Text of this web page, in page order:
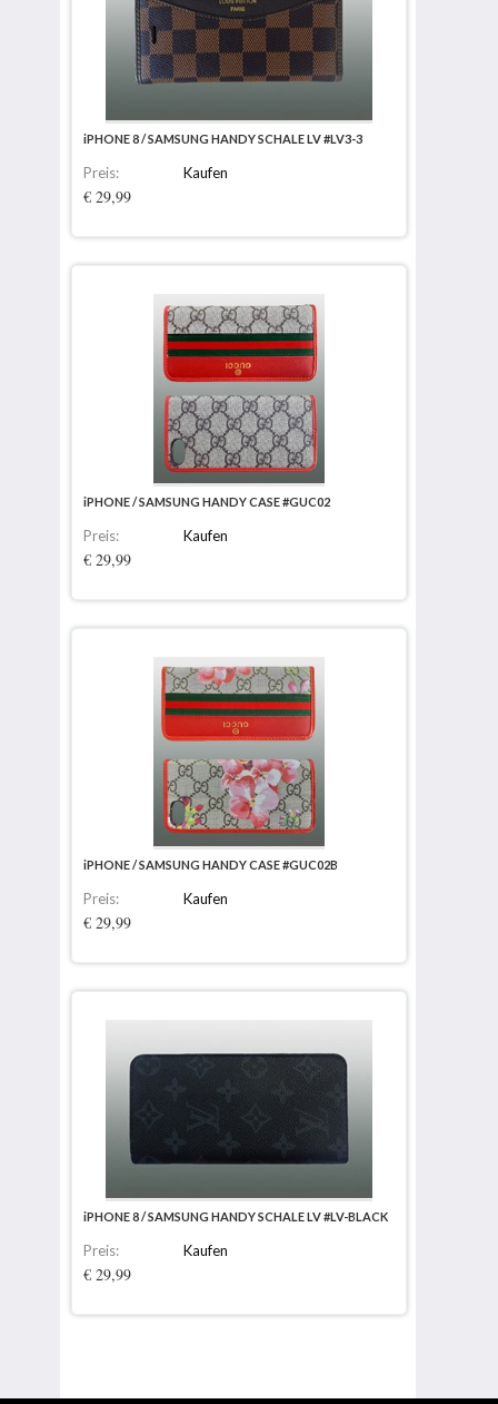
iPHONE 8 / SAMSUNG HANDY SCHALE LV #LV3-3
Preis:
€ 29,99
Kaufen
iPHONE / SAMSUNG HANDY CASE #GUC02
Preis:
€ 29,99
Kaufen
iPHONE / SAMSUNG HANDY CASE #GUC02B
Preis:
€ 29,99
Kaufen
iPHONE 8 / SAMSUNG HANDY SCHALE LV #LV-BLACK
Preis:
€ 29,99
Kaufen